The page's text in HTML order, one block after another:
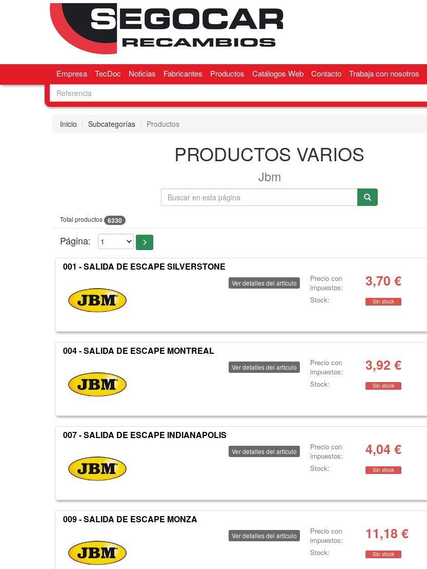
Empresa TecDoc Noticias Fabricantes Productos Catálogos Web Contacto Trabaja con nosotros
Inicio Subcategorías Productos
PRODUCTOS VARIOS
Jbm
Total productos 6330
Página:
001 - SALIDA DE ESCAPE SILVERSTONE
Ver detalles del artículo
Precio con
impuestos:
3,70 €
Stock: Sin stock
004 - SALIDA DE ESCAPE MONTREAL
Ver detalles del artículo
Precio con
impuestos:
3,92 €
Stock: Sin stock
007 - SALIDA DE ESCAPE INDIANAPOLIS
Ver detalles del artículo
Precio con
impuestos:
4,04 €
Stock: Sin stock
009 - SALIDA DE ESCAPE MONZA
Ver detalles del artículo
Precio con
impuestos:
11,18 €
Stock: Sin stock